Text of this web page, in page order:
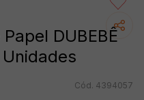
DUBEBÊ
4394057